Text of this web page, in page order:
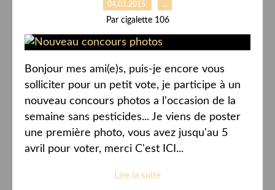
04.03.2015 …
Par cigalette 106
Bonjour mes ami(e)s, puis-je encore vous
solliciter pour un petit vote, je participe à un
nouveau concours photos a l'occasion de la
semaine sans pesticides... Je viens de poster
une première photo, vous avez jusqu'au 5
avril pour voter, merci C'est ICI...
Lire la suite